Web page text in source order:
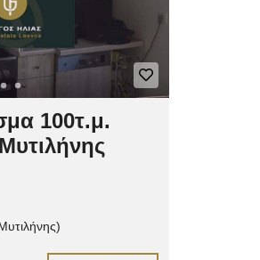
100τ.μ.